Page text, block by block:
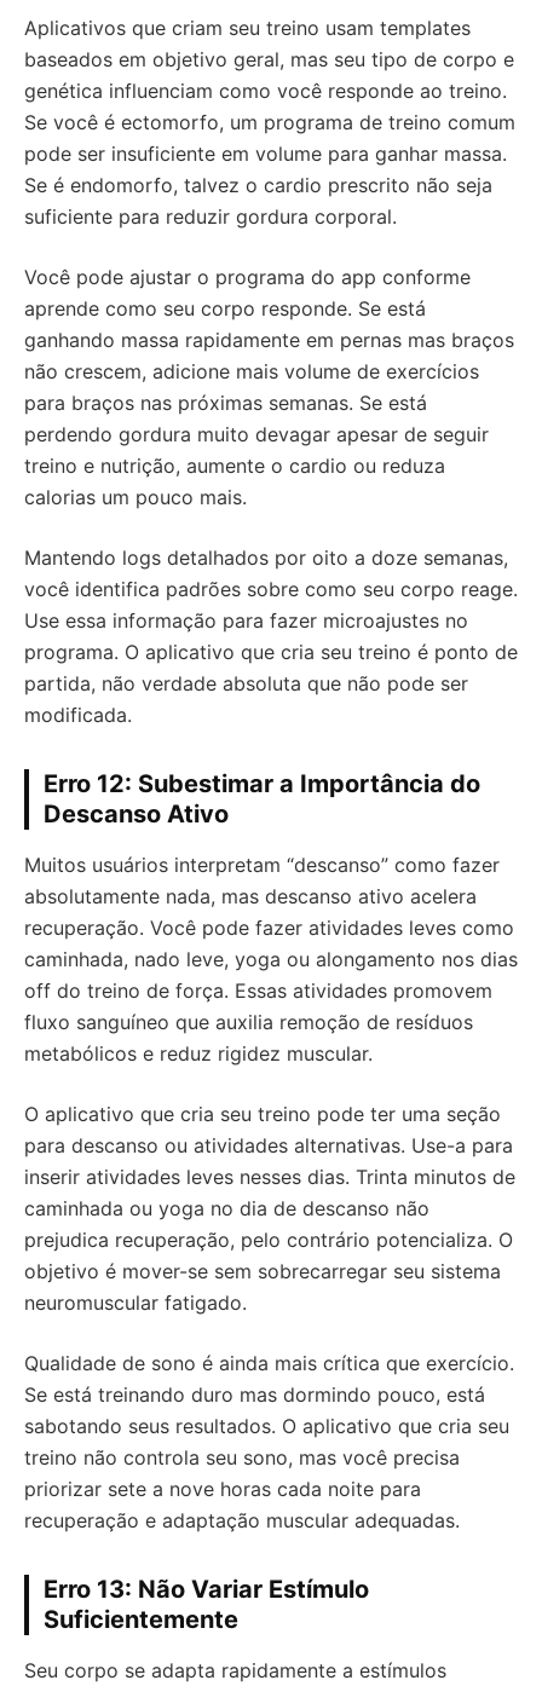
Aplicativos que criam seu treino usam templates
baseados em objetivo geral, mas seu tipo de corpo e
genética influenciam como você responde ao treino.
Se você é ectomorfo, um programa de treino comum
pode ser insuficiente em volume para ganhar massa.
Se é endomorfo, talvez o cardio prescrito não seja
suficiente para reduzir gordura corporal.
Você pode ajustar o programa do app conforme
aprende como seu corpo responde. Se está
ganhando massa rapidamente em pernas mas braços
não crescem, adicione mais volume de exercícios
para braços nas próximas semanas. Se está
perdendo gordura muito devagar apesar de seguir
treino e nutrição, aumente o cardio ou reduza
calorias um pouco mais.
Mantendo logs detalhados por oito a doze semanas,
você identifica padrões sobre como seu corpo reage.
Use essa informação para fazer microajustes no
programa. O aplicativo que cria seu treino é ponto de
partida, não verdade absoluta que não pode ser
modificada.
Erro 12: Subestimar a Importância do
Descanso Ativo
Muitos usuários interpretam “descanso” como fazer
absolutamente nada, mas descanso ativo acelera
recuperação. Você pode fazer atividades leves como
caminhada, nado leve, yoga ou alongamento nos dias
off do treino de força. Essas atividades promovem
fluxo sanguíneo que auxilia remoção de resíduos
metabólicos e reduz rigidez muscular.
O aplicativo que cria seu treino pode ter uma seção
para descanso ou atividades alternativas. Use-a para
inserir atividades leves nesses dias. Trinta minutos de
caminhada ou yoga no dia de descanso não
prejudica recuperação, pelo contrário potencializa. O
objetivo é mover-se sem sobrecarregar seu sistema
neuromuscular fatigado.
Qualidade de sono é ainda mais crítica que exercício.
Se está treinando duro mas dormindo pouco, está
sabotando seus resultados. O aplicativo que cria seu
treino não controla seu sono, mas você precisa
priorizar sete a nove horas cada noite para
recuperação e adaptação muscular adequadas.
Erro 13: Não Variar Estímulo
Suficientemente
Seu corpo se adapta rapidamente a estímulos